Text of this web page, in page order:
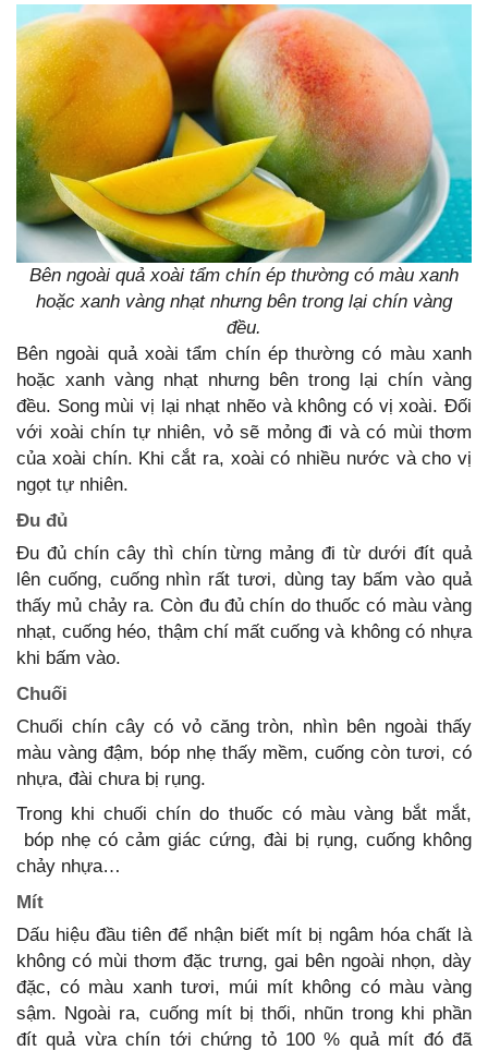
Bên ngoài quả xoài tẩm chín ép thường có màu xanh
hoặc xanh vàng nhạt nhưng bên trong lại chín vàng
đều.
Bên ngoài quả xoài tẩm chín ép thường có màu xanh
hoặc xanh vàng nhạt nhưng bên trong lại chín vàng
đều. Song mùi vị lại nhạt nhẽo và không có vị xoài. Đối
với xoài chín tự nhiên, vỏ sẽ mỏng đi và có mùi thơm
của xoài chín. Khi cắt ra, xoài có nhiều nước và cho vị
ngọt tự nhiên.
Đu đủ
Đu đủ chín cây thì chín từng mảng đi từ dưới đít quả
lên cuống, cuống nhìn rất tươi, dùng tay bấm vào quả
thấy mủ chảy ra. Còn đu đủ chín do thuốc có màu vàng
nhạt, cuống héo, thậm chí mất cuống và không có nhựa
khi bấm vào.
Chuối
Chuối chín cây có vỏ căng tròn, nhìn bên ngoài thấy
màu vàng đậm, bóp nhẹ thấy mềm, cuống còn tươi, có
nhựa, đài chưa bị rụng.
Trong khi chuối chín do thuốc có màu vàng bắt mắt,
bóp nhẹ có cảm giác cứng, đài bị rụng, cuống không
chảy nhựa…
Mít
Dấu hiệu đầu tiên để nhận biết mít bị ngâm hóa chất là
không có mùi thơm đặc trưng, gai bên ngoài nhọn, dày
đặc, có màu xanh tươi, múi mít không có màu vàng
sậm. Ngoài ra, cuống mít bị thối, nhũn trong khi phần
đít quả vừa chín tới chứng tỏ 100 % quả mít đó đã